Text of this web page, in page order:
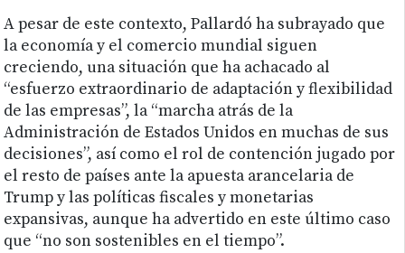
A pesar de este contexto, Pallardó ha subrayado que
la economía y el comercio mundial siguen
creciendo, una situación que ha achacado al
“esfuerzo extraordinario de adaptación y flexibilidad
de las empresas”, la “marcha atrás de la
Administración de Estados Unidos en muchas de sus
decisiones”, así como el rol de contención jugado por
el resto de países ante la apuesta arancelaria de
Trump y las políticas fiscales y monetarias
expansivas, aunque ha advertido en este último caso
que “no son sostenibles en el tiempo”.